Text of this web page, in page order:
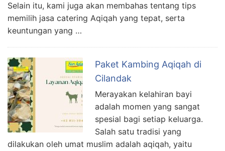
Selain itu, kami juga akan membahas tentang tips
memilih jasa catering Aqiqah yang tepat, serta
keuntungan yang …
Paket Kambing Aqiqah di
Cilandak
Merayakan kelahiran bayi
adalah momen yang sangat
spesial bagi setiap keluarga.
Salah satu tradisi yang
dilakukan oleh umat muslim adalah aqiqah, yaitu